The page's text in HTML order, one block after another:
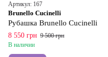
Артикул: 167
Brunello Cucinelli
Рубашка Brunello Cucinelli
8 550 грн 9 500 грн
В наличии